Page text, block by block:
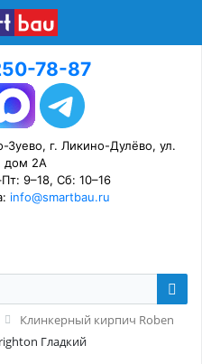
78-87
Зуево, г. Ликино-Дулёво, ул.
дом 2А
9–18, Сб: 10–16
info@smartbau.ru
Клинкерный кирпич Roben
Гладкий